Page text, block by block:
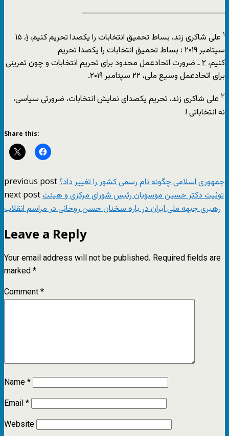
ــــــــــــــــــــــــــــــــــــــــــــــــــــــــــــــــــــــ
۱ علی شاکری زند، بساط تحمیق انتخابات را یکصدا تحریم کنیم، ۱ ، ۱۵
سپتامبر ۲۰۱۹ ؛
بساط تحمیق انتخابات را یکصدا تحریم
کنیم، ۲ـ ضرورت اتحادعمل محدود برای تحریم انتخابات و چون تمرینی
برای اتحادعمل وسیع ملی، ۲۲ سپتامبر ۲۰۱۹.
۲ علی شاکری زند، تحریم یکصدای نمایش انتخابات، ضرورتی سیاسی،
نه انتخاباتی!
Share this:
previous postجمهوری اسلامی چگونه نام رسمی کشور را تغییر داد؟
next postتوئیت دکتر حسین موسویان رئیس شورای مرکزی و هیئت
رهبری جبهه ملی ایران در باره سخنان حسن روحانی در مراسم انقلاب
Leave a Reply
Your email address will not be published. Required fields are
marked*
Comment*
Name*
Email*
Website